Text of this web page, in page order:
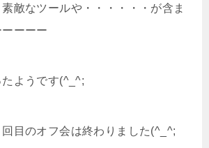
敵なツールや・・・・・・が含ま
ーーー
ようです(^_^;
目のオフ会は終わりました(^_^;